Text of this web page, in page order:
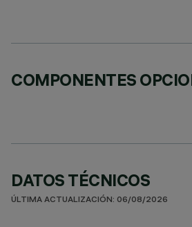
COMPONENTES
DATOS TÉCNICOS
ÚLTIMA ACTUALIZACIÓN: 06/08/2026